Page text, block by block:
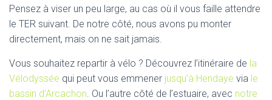
Pensez à viser un peu large, au cas où il vous faille attendre
le TER suivant. De notre côté, nous avons pu monter
directement, mais on ne sait jamais.
Vous souhaitez repartir à vélo ? Découvrez l’itinéraire de la
Vélodyssée qui peut vous emmener jusqu’à Hendaye via le
bassin d’Arcachon. Ou l’autre côté de l’estuaire, avec notre